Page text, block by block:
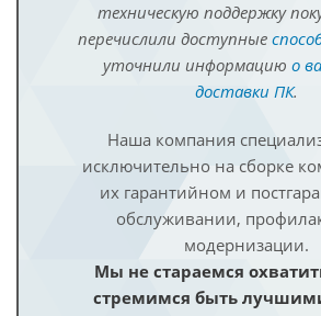
техническую поддержку
перечислили доступные
уточнили информацию о
доставки ПК.
Наша компания
исключительно на сборке
их гарантийном и
обслуживании,
модернизации.
Мы не стараемся
стремимся быть